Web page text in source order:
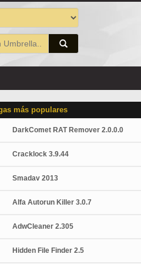
más populares
DarkComet RAT Remover 2.0.0.0
Cracklock 3.9.44
Smadav 2013
Alfa Autorun Killer 3.0.7
AdwCleaner 2.305
Hidden File Finder 2.5